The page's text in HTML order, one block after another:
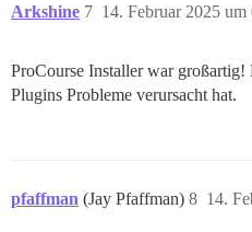
Arkshine 14. Februar 2025 um
7
ProCourse Installer war großartig!
Plugins Probleme verursacht hat.
pfaffman (Jay Pfaffman) 14.
8